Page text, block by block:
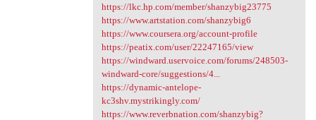
https://lkc.hp.com/member/shanzybig23775
https://www.artstation.com/shanzybig6
https://www.coursera.org/account-profile
https://peatix.com/user/22247165/view
https://windward.uservoice.com/forums/248503-
windward-core/suggestions/4...
https://dynamic-antelope-
kc3shv.mystrikingly.com/
https://www.reverbnation.com/shanzybig?